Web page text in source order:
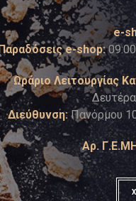
e-
e-shop:
Ωράριο Λειτουργίας
Διεύθυνση: Πανόρμου
Αρ.